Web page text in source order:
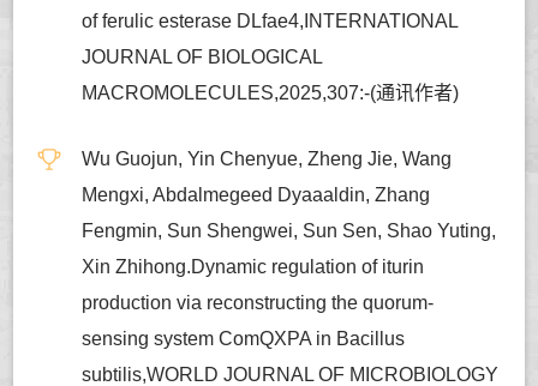
of ferulic esterase DLfae4,INTERNATIONAL
JOURNAL OF BIOLOGICAL
MACROMOLECULES,2025,307:-(通讯作者)
Wu Guojun, Yin Chenyue, Zheng Jie, Wang
Mengxi, Abdalmegeed Dyaaaldin, Zhang
Fengmin, Sun Shengwei, Sun Sen, Shao Yuting,
Xin Zhihong.Dynamic regulation of iturin
production via reconstructing the quorum-
sensing system ComQXPA in Bacillus
subtilis,WORLD JOURNAL OF MICROBIOLOGY